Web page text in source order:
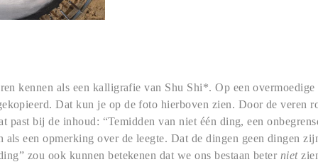
kennen als een kalligrafie van Shu Shi*. Op een
Dat kun je op de foto hierboven zien. Door de veren
past bij de inhoud: “Temidden van niet één ding, een
als een opmerking over de leegte. Dat de dingen geen dingen
zou ook kunnen betekenen dat we ons bestaan beter niet